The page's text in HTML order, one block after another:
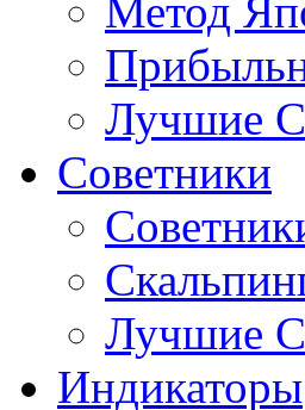
Метод
Лучшие
Советники
Лучшие
Индикаторы